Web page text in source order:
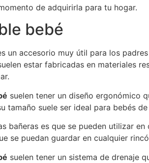
de adquirirla para tu hogar.
bebé
un accesorio muy útil para los
estar fabricadas en materiales
suelen tener un diseño ergonómico
tamaño suele ser ideal para bebés
bañeras es que se pueden utilizar
se puedan guardar en cualquier
suelen tener un sistema de drenaje